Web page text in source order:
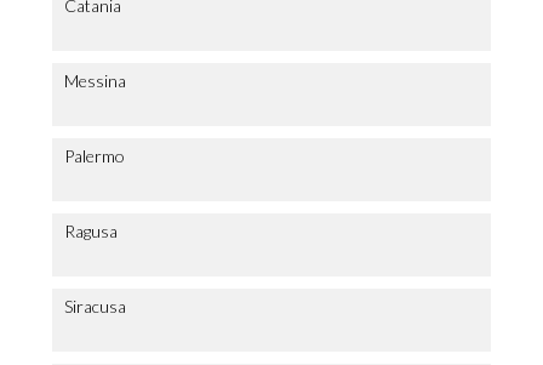
Catania
Messina
Palermo
Ragusa
Siracusa